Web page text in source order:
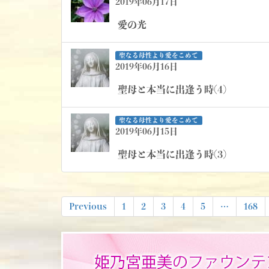
2019年06月17日
愛の光
聖なる母性より愛をこめて
2019年06月16日
聖母と本当に出逢う時(4)
聖なる母性より愛をこめて
2019年06月15日
聖母と本当に出逢う時(3)
投
稿
ナ
Previous 1 2 3 4 5 … 168